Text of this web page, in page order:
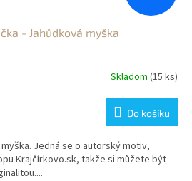
- Jahůdková myška
Skladom (15 ks)
Do košíku
Jedná se o autorský motiv,
Krajčírkovo.sk, takže si můžete být